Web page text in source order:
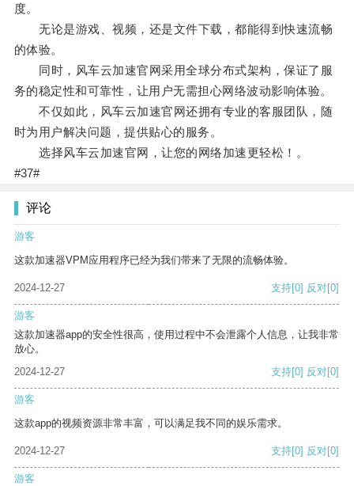
度。
无论是游戏、视频，还是文件下载，都能得到快速流畅
的体验。
同时，风车云加速官网采用全球分布式架构，保证了服
务的稳定性和可靠性，让用户无需担心网络波动影响体验。
不仅如此，风车云加速官网还拥有专业的客服团队，随
时为用户解决问题，提供贴心的服务。
选择风车云加速官网，让您的网络加速更轻松！。
#37#
评论
游客
这款加速器VPM应用程序已经为我们带来了无限的流畅体验。
2024-12-27 支持[0] 反对[0]
游客
这款加速器app的安全性很高，使用过程中不会泄露个人信息，让我非常
放心。
2024-12-27
支持[0] 反对[0]
游客
这款app的视频资源非常丰富，可以满足我不同的娱乐需求。
2024-12-27 支持[0] 反对[0]
游客